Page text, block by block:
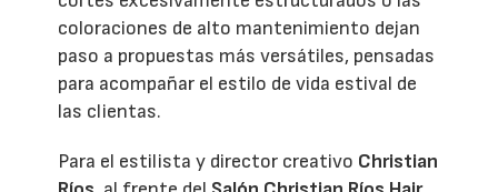
coloraciones de alto mantenimiento dejan
paso a propuestas más versátiles, pensadas
para acompañar el estilo de vida estival de
las clientas.
Para el estilista y director creativo Christian